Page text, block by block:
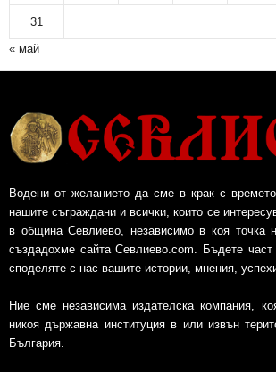
31
« май
Водени от желанието да сме в крак с
нашите съграждани и всички, които се
в община Севлиево, независимо в коя точка
създадохме сайта Севлиево.com. Бъдете част
споделяте с нас вашите истории, мнения,
Ние сме независима издателска компания,
никоя държавна институция в или извън
България.